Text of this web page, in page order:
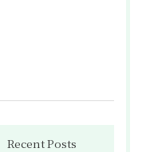
Recent Posts